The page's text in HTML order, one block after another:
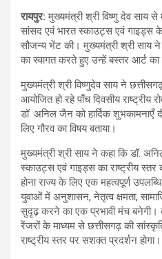
रायपुर: मुख्यमंत्री श्री विष्णु देव साय से
सांसद एवं भारत स्काउट्स एवं गाइड्स
सौजन्य भेंट की। मुख्यमंत्री श्री साय
का स्वागत करते हुए उन्हें बस्तर आर्ट का
मुख्यमंत्री श्री विष्णुदेव साय ने
आयोजित हो रहे पाँच दिवसीय
डॉ. अनिल जैन को हार्दिक
लिए गौरव का विषय बताया।
मुख्यमंत्री श्री साय ने कहा कि डॉ.
स्काउट्स एवं गाइड्स का राष्ट्रीय
होना राज्य के लिए एक महत्वपूर्ण
युवाओं में अनुशासन, नेतृत्व क्षमता,
सुदृढ़ करने का एक प्रभावी मंच बनेगी।
रेंजरों के माध्यम से छत्तीसगढ़ की
राष्ट्रीय स्तर पर सशक्त प्रदर्शन होगा।